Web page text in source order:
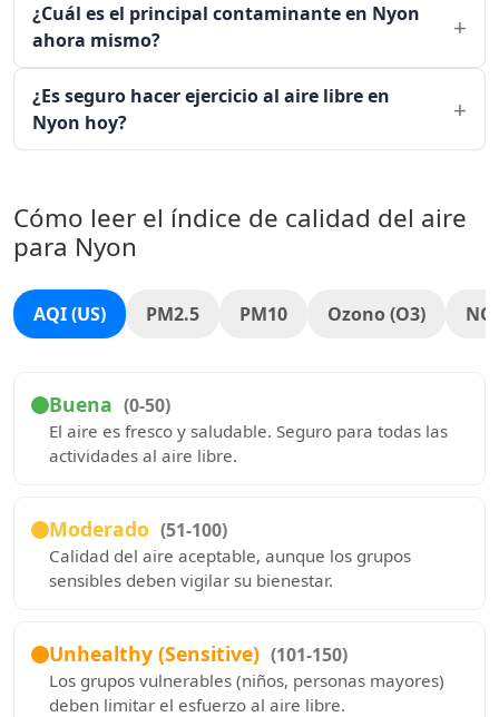
¿Cuál es el principal contaminante en Nyon
ahora mismo?
¿Es seguro hacer ejercicio al aire libre en
Nyon hoy?
Cómo leer el índice de calidad del aire
para Nyon
AQI (US) PM2.5 PM10 Ozono (O3)
Buena (0-50)
El aire es fresco y saludable. Seguro para todas las
actividades al aire libre.
Moderado (51-100)
Calidad del aire aceptable, aunque los grupos
sensibles deben vigilar su bienestar.
Unhealthy (Sensitive) (101-150)
Los grupos vulnerables (niños, personas mayores)
deben limitar el esfuerzo al aire libre.